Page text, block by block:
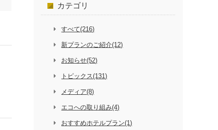
カテゴリ
すべて(216)
新プランのご紹介(12)
お知らせ(52)
トピックス(131)
メディア(8)
エコへの取り組み(4)
おすすめホテルプラン(1)